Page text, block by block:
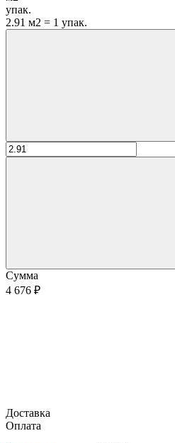
упак.
2.91 м2 = 1 упак.
Сумма
4 676 ₽
Доставка
Оплата